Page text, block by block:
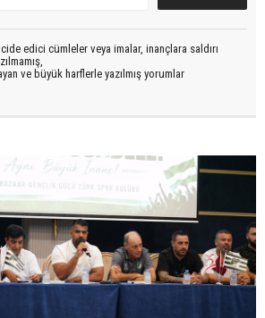
edici cümleler veya imalar, inançlara saldırı
ve büyük harflerle yazılmış yorumlar